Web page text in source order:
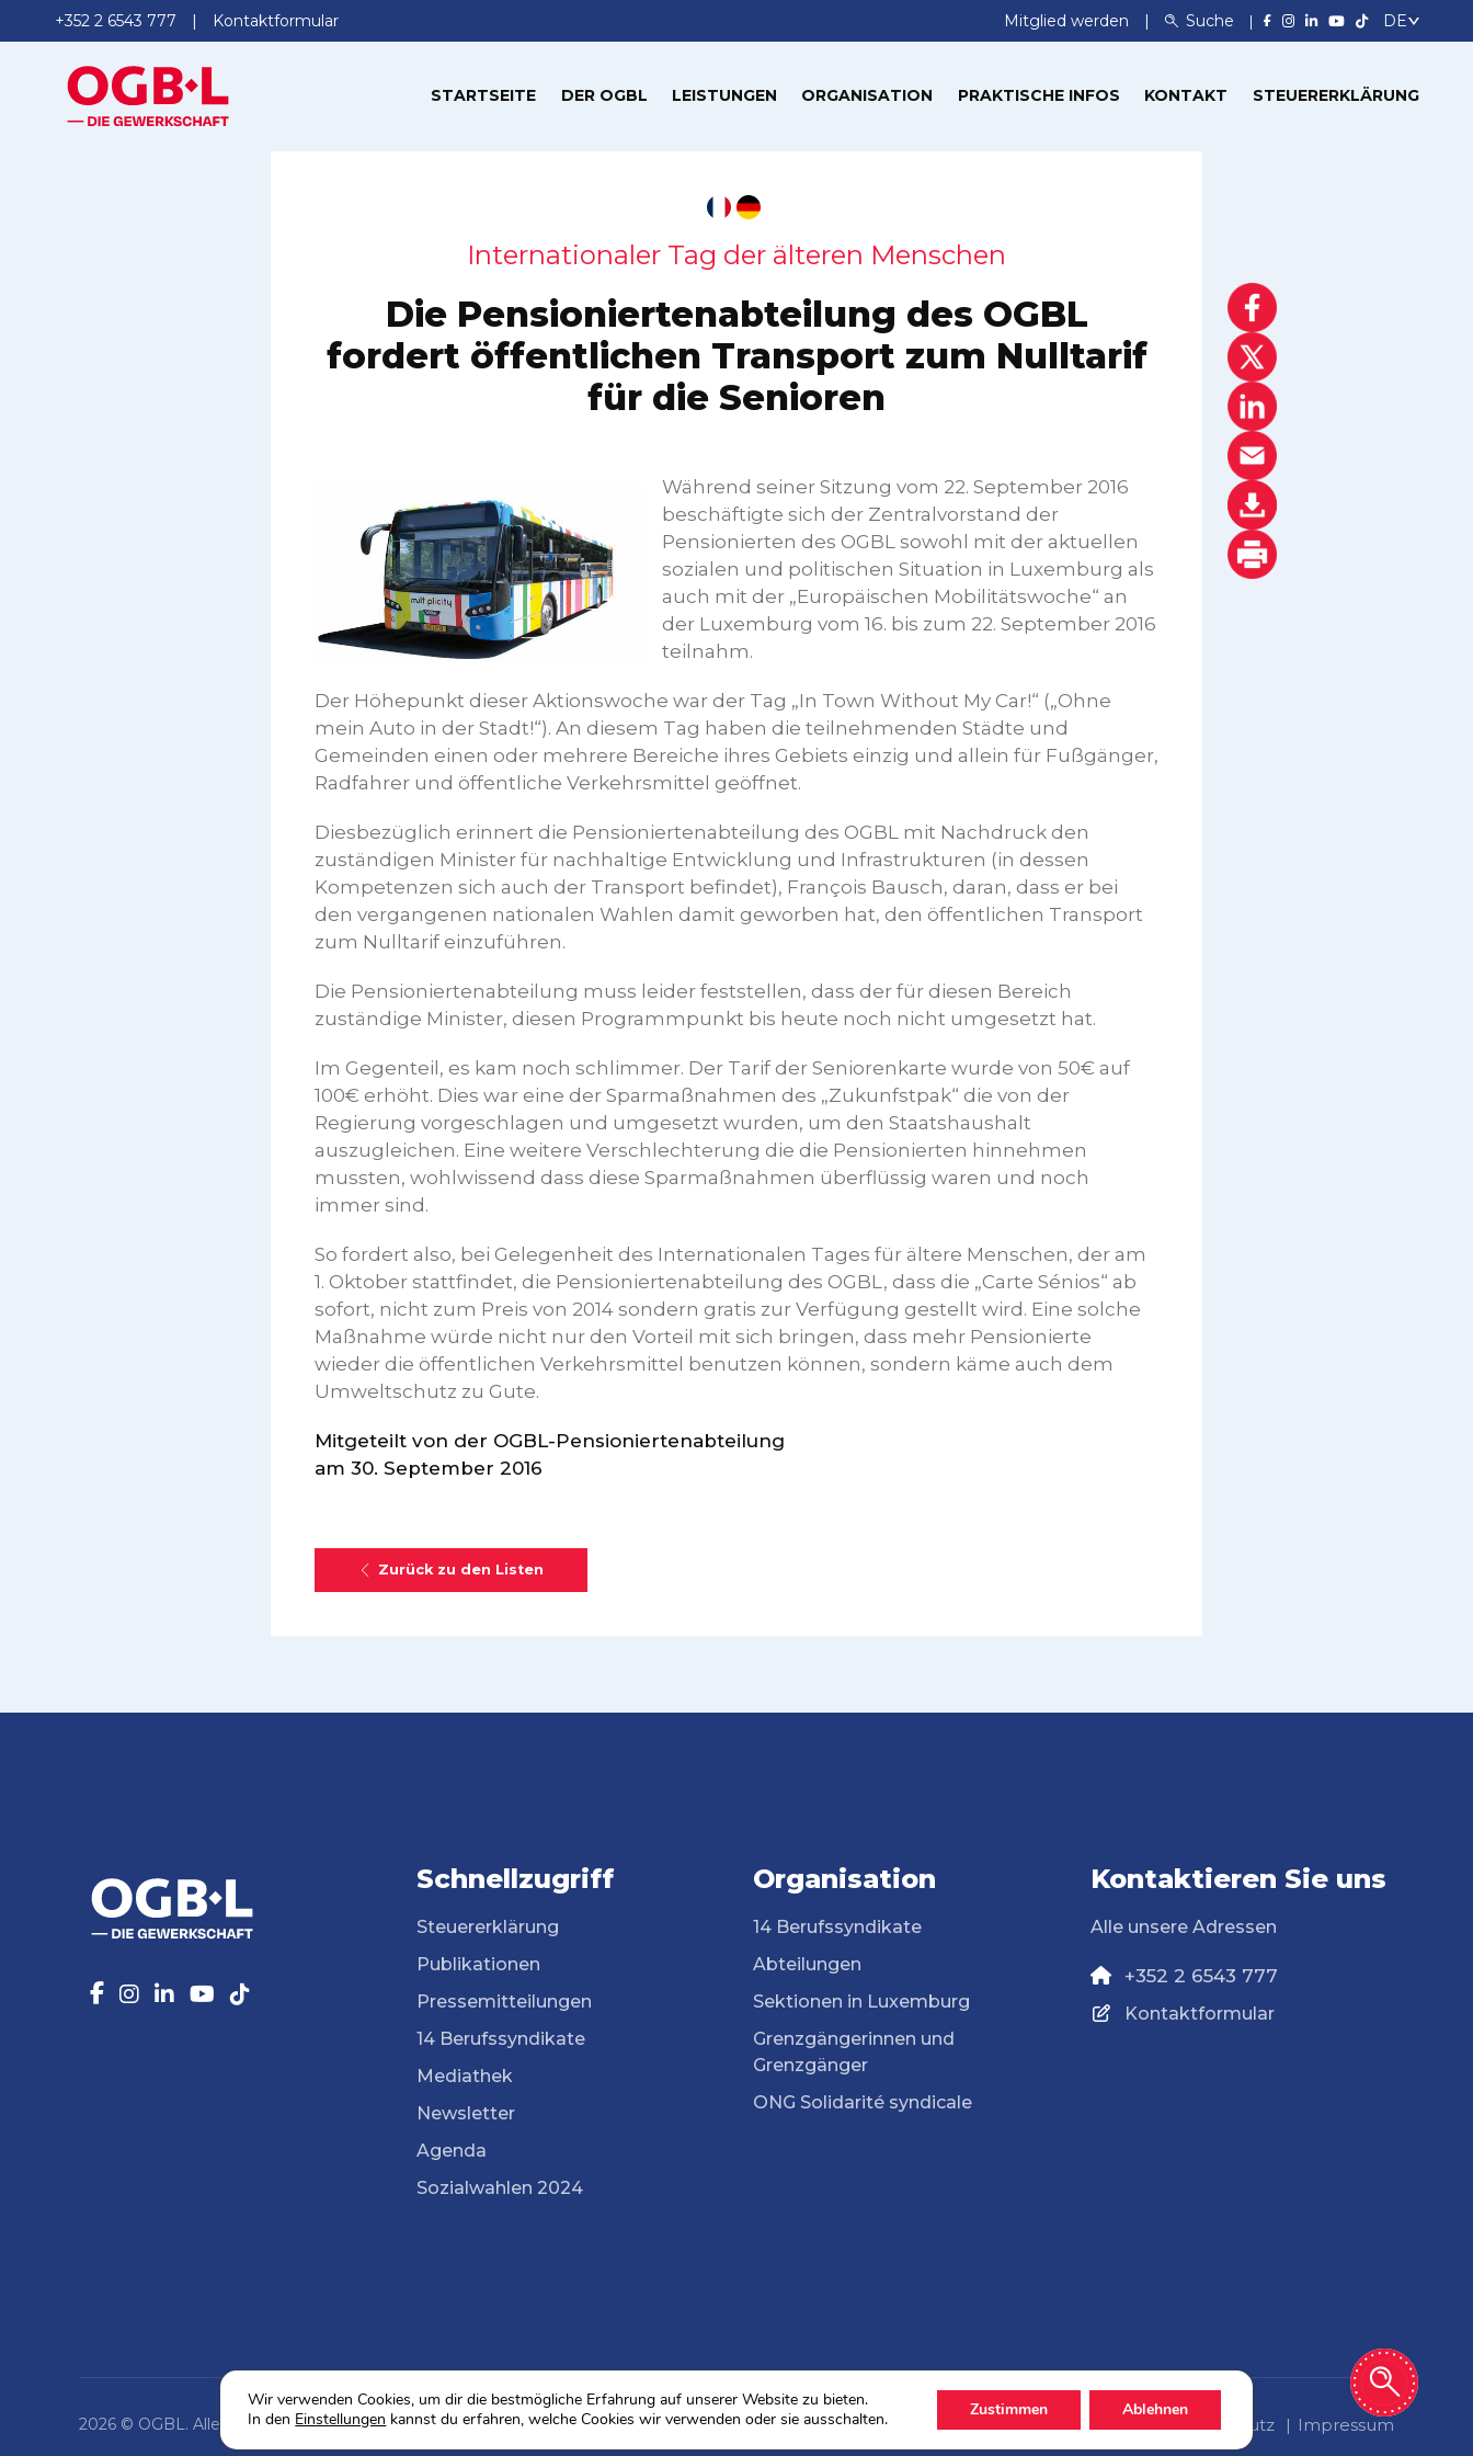
+352 2 6543 777 Kontaktformular Mitglied werden Suche
STARTSEITE DER OGBL LEISTUNGEN ORGANISATION PRAKTISCHE INFOS KONTAKT STEUERERKLÄRUNG
Internationaler Tag der älteren Menschen
Die Pensioniertenabteilung des OGBL
fordert öffentlichen Transport zum Nulltarif
für die Senioren
Während seiner Sitzung vom 22. September 2016
beschäftigte sich der Zentralvorstand der
Pensionierten des OGBL sowohl mit der aktuellen
sozialen und politischen Situation in Luxemburg als
auch mit der „Europäischen Mobilitätswoche“ an
der Luxemburg vom 16. bis zum 22. September 2016
teilnahm.
Der Höhepunkt dieser Aktionswoche war der Tag „In Town Without My Car!“ („Ohne
mein Auto in der Stadt!“). An diesem Tag haben die teilnehmenden Städte und
Gemeinden einen oder mehrere Bereiche ihres Gebiets einzig und allein für Fußgänger,
Radfahrer und öffentliche Verkehrsmittel geöffnet.
Diesbezüglich erinnert die Pensioniertenabteilung des OGBL mit Nachdruck den
zuständigen Minister für nachhaltige Entwicklung und Infrastrukturen (in dessen
Kompetenzen sich auch der Transport befindet), François Bausch, daran, dass er bei
den vergangenen nationalen Wahlen damit geworben hat, den öffentlichen Transport
zum Nulltarif einzuführen.
Die Pensioniertenabteilung muss leider feststellen, dass der für diesen Bereich
zuständige Minister, diesen Programmpunkt bis heute noch nicht umgesetzt hat.
Im Gegenteil, es kam noch schlimmer. Der Tarif der Seniorenkarte wurde von 50€ auf
100€ erhöht. Dies war eine der Sparmaßnahmen des „Zukunfstpak“ die von der
Regierung vorgeschlagen und umgesetzt wurden, um den Staatshaushalt
auszugleichen. Eine weitere Verschlechterung die die Pensionierten hinnehmen
mussten, wohlwissend dass diese Sparmaßnahmen überflüssig waren und noch
immer sind.
So fordert also, bei Gelegenheit des Internationalen Tages für ältere Menschen, der am
1. Oktober stattfindet, die Pensioniertenabteilung des OGBL, dass die „Carte Sénios“ ab
sofort, nicht zum Preis von 2014 sondern gratis zur Verfügung gestellt wird. Eine solche
Maßnahme würde nicht nur den Vorteil mit sich bringen, dass mehr Pensionierte
wieder die öffentlichen Verkehrsmittel benutzen können, sondern käme auch dem
Umweltschutz zu Gute.
Mitgeteilt von der OGBL-Pensioniertenabteilung
am 30. September 2016
Zurück zu den Listen
Schnellzugriff
Steuererklärung
Publikationen
Pressemitteilungen
14 Berufssyndikate
Mediathek
Newsletter
Agenda
Sozialwahlen 2024
Organisation
14 Berufssyndikate
Abteilungen
Sektionen in Luxemburg
Grenzgängerinnen und
Grenzgänger
ONG Solidarité syndicale
Kontaktieren Sie uns
Alle unsere Adressen
+352 2 6543 777
Kontaktformular
Datenschutz Impressum
2026 © OGBL. Alle Rechte vorbehalten.
Wir verwenden Cookies, um dir die bestmögliche Erfahrung auf unserer Website zu bieten.
In den Einstellungen kannst du erfahren, welche Cookies wir verwenden oder sie ausschalten. Zustimmen Ablehnen